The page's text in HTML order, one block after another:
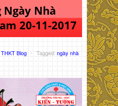
Ngày Nhà
20-11-2017
THKT Blog - Tagged: ngày nhà